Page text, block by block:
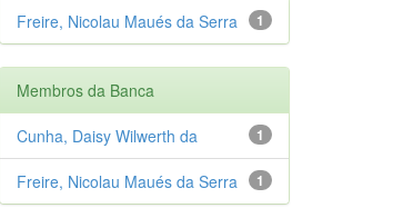
1
Freire, Nicolau Maués da Serra
Membros da Banca
1
Cunha, Daisy Wilwerth da
1
Freire, Nicolau Maués da Serra